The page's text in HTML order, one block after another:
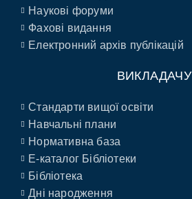
Наукові форуми
Фахові видання
Електронний архів публікацій
ВИКЛАДАЧУ
Стандарти вищої освіти
Навчальні плани
Нормативна база
E-каталог Бібліотеки
Бібліотека
Дні народження